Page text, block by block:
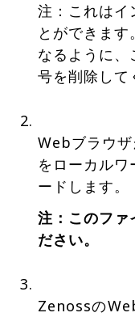
注：これはイ
とができま
なるように
号を削除して
Webブラウザ
をローカル
ードします。
注：このファ
ださい。
Zenossの